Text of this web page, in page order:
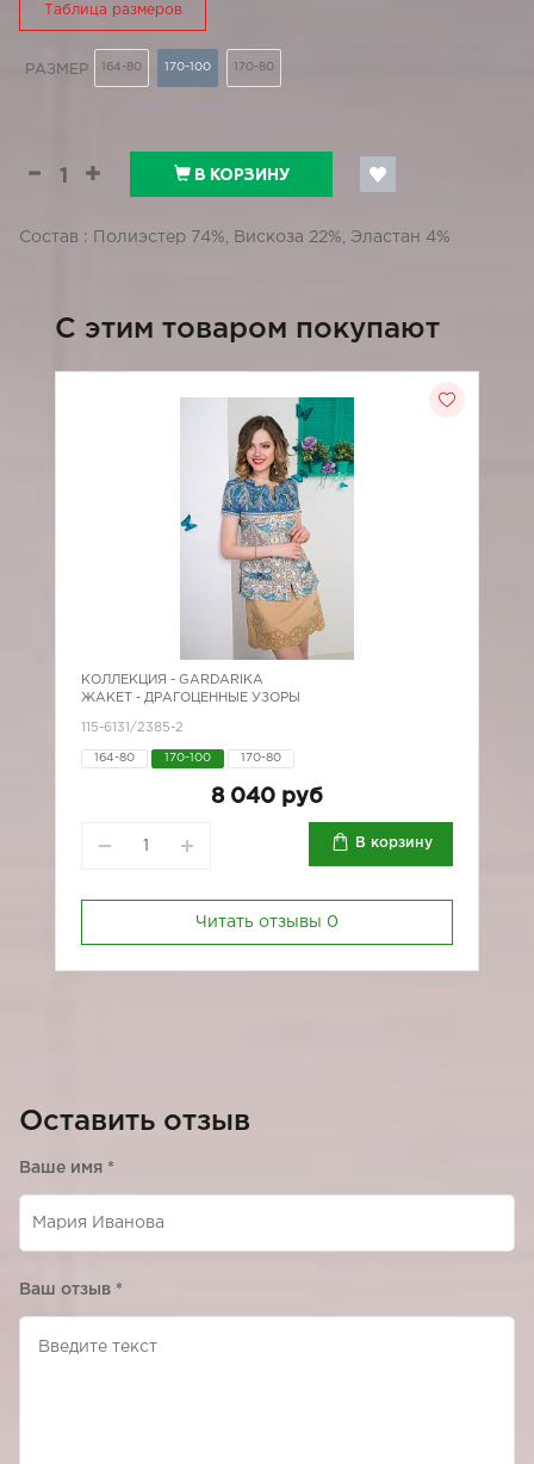
Таблица размеров
РАЗМЕР 164-80 170-100 170-80
В КОРЗИНУ
Состав : Полиэстер 74%, Вискоза 22%, Эластан 4%
C этим товаром покупают
КОЛЛЕКЦИЯ - GARDARIKA
ЖАКЕТ - ДРАГОЦЕННЫЕ УЗОРЫ
115-6131/2385-2
164-80 170-100 170-80
8 040 руб
В корзину
Читать отзывы 0
Оставить отзыв
Ваше имя *
Ваш отзыв *